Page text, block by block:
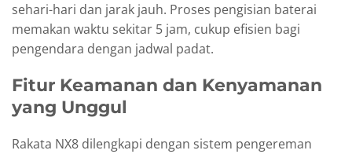
sehari-hari dan jarak jauh. Proses pengisian baterai
memakan waktu sekitar 5 jam, cukup efisien bagi
pengendara dengan jadwal padat.
Fitur Keamanan dan Kenyamanan
yang Unggul
Rakata NX8 dilengkapi dengan sistem pengereman